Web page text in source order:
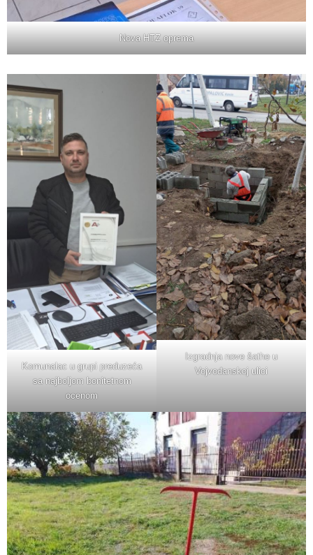
Nova HTZ oprema
Komunalac u grupi preduzeća
sa najboljom bonitetnom
ocenom
Izgradnja nove šathe u
Vojvođanskoj ulici